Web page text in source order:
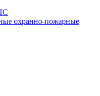
охранно-пожарные